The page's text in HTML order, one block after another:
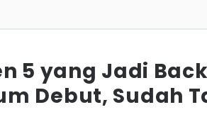
5 yang Jadi Back
Debut, Sudah